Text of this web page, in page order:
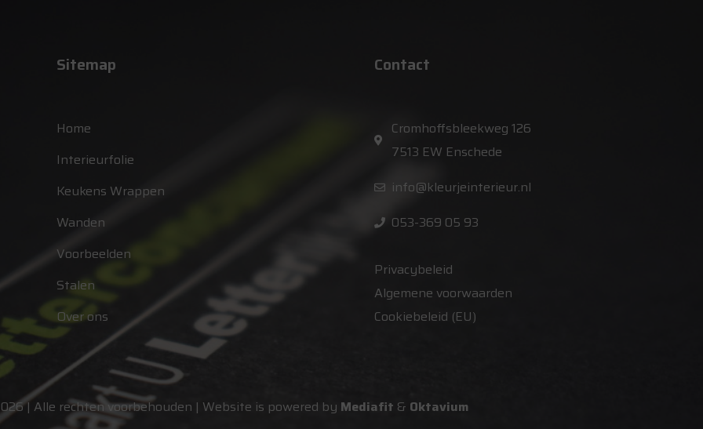
Sitemap
Home
Interieurfolie
Keukens Wrappen
Wanden
Voorbeelden
Stalen
Over ons
Contact
Cromhoffsbleekweg 126
7513 EW Enschede
info@kleurjeinterieur.nl
053-369 05 93
Privacybeleid
Algemene voorwaarden
Cookiebeleid (EU)
| Alle rechten voorbehouden | Website is powered by Mediafit & Oktavium